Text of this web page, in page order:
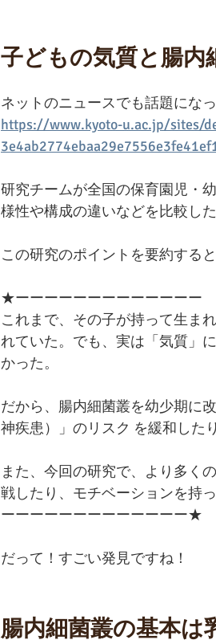
子どもの気質と腸内
ネットのニュースでも話題にな
https://www.kyoto-u.ac.jp/sites/
研究チームが全国の保育園児・
様性や構成の違いなどを比較した
この研究のポイントを要約する
★ーーーーーーーーーーーーー
これまで、その子が持って生ま
れていた。でも、実は「気質」
かった。
だから、腸内細菌叢を幼少期に
神疾患）」のリスク を緩和した
また、今回の研究で、より多く
戦したり、モチベーションを持
ーーーーーーーーーーーーー★
だって！すごい発見ですね！
腸内細菌叢の基本は